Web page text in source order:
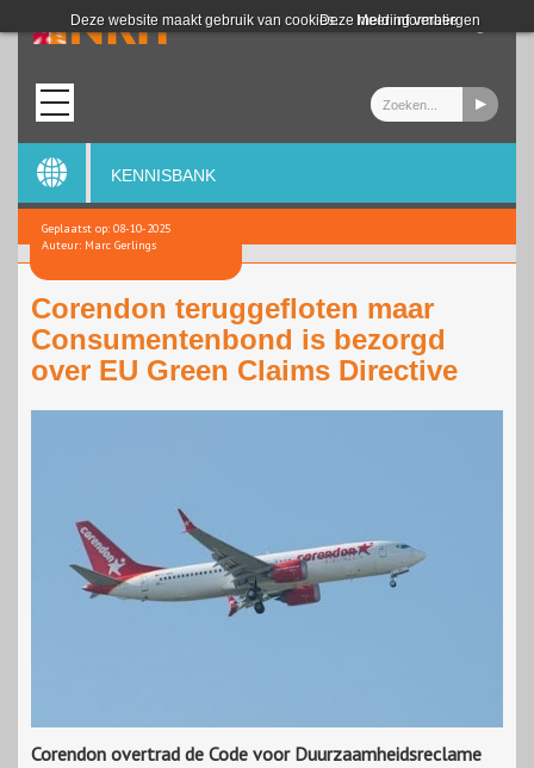
Deze website maakt gebruik van cookies. Meer informatie
Deze melding verbergen
Login
KENNISBANK
Geplaatst op: 08-10-2025
Auteur: Marc Gerlings
Corendon teruggefloten maar
Consumentenbond is bezorgd
over EU Green Claims Directive
Corendon overtrad de Code voor Duurzaamheidsreclame